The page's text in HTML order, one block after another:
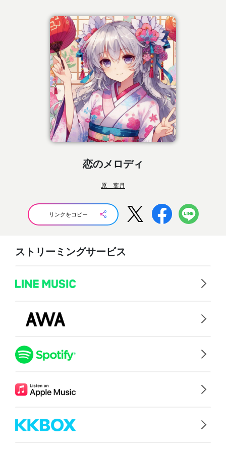
恋のメロディ
原 葉月
リンクをコピー
ストリーミングサービス